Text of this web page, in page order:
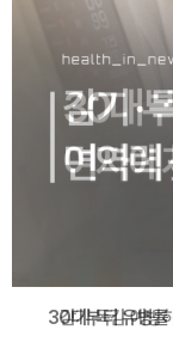
감기·독감 예